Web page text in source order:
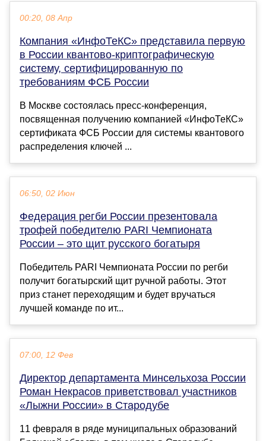
00:20, 08 Апр
Компания «ИнфоТеКС» представила первую
в России квантово-криптографическую
систему, сертифицированную по
требованиям ФСБ России
В Москве состоялась пресс-конференция,
посвященная получению компанией «ИнфоТеКС»
сертификата ФСБ России для системы квантового
распределения ключей ...
06:50, 02 Июн
Федерация регби России презентовала
трофей победителю PARI Чемпионата
России – это щит русского богатыря
Победитель PARI Чемпионата России по регби
получит богатырский щит ручной работы. Этот
приз станет переходящим и будет вручаться
лучшей команде по ит...
07:00, 12 Фев
Директор департамента Минсельхоза России
Роман Некрасов приветствовал участников
«Лыжни России» в Стародубе
11 февраля в ряде муниципальных образований